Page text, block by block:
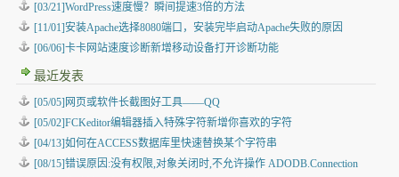
[03/21]WordPress速度慢？瞬间提速3倍的方法
[11/01]安装Apache选择8080端口，安装完毕启动Apache失败的原因
[06/06]卡卡网站速度诊断新增移动设备打开诊断功能
最近发表
[05/05] 网页或软件长截图好工具——QQ
[05/02]FCKeditor编辑器插入特殊字符新增你喜欢的字符
[04/13]如何在ACCESS数据库里快速替换某个字符串
[08/15]错误原因:没有权限,对象关闭时,不允许操作 ADODB.Connection